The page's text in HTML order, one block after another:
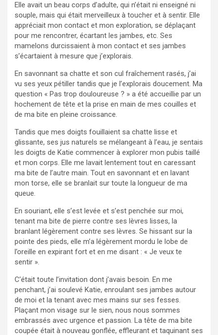
Elle avait un beau corps d’adulte, qui n’était ni enseigné ni
souple, mais qui était merveilleux à toucher et à sentir. Elle
appréciait mon contact et mon exploration, se déplaçant
pour me rencontrer, écartant les jambes, etc. Ses
mamelons durcissaient à mon contact et ses jambes
s’écartaient à mesure que j’explorais.
En savonnant sa chatte et son cul fraîchement rasés, j’ai
vu ses yeux pétiller tandis que je l’explorais doucement. Ma
question « Pas trop douloureuse ? » a été accueillie par un
hochement de tête et la prise en main de mes couilles et
de ma bite en pleine croissance.
Tandis que mes doigts fouillaient sa chatte lisse et
glissante, ses jus naturels se mélangeant à l’eau, je sentais
les doigts de Katie commencer à explorer mon pubis taillé
et mon corps. Elle me lavait lentement tout en caressant
ma bite de l’autre main. Tout en savonnant et en lavant
mon torse, elle se branlait sur toute la longueur de ma
queue.
En souriant, elle s’est levée et s’est penchée sur moi,
tenant ma bite de pierre contre ses lèvres lisses, la
branlant légèrement contre ses lèvres. Se hissant sur la
pointe des pieds, elle m’a légèrement mordu le lobe de
l’oreille en expirant fort et en me disant : « Je veux te
sentir ».
C’était toute l’invitation dont j’avais besoin. En me
penchant, j’ai soulevé Katie, enroulant ses jambes autour
de moi et la tenant avec mes mains sur ses fesses.
Plaçant mon visage sur le sien, nous nous sommes
embrassés avec urgence et passion. La tête de ma bite
coupée était à nouveau gonflée, effleurant et taquinant ses